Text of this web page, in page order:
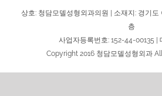
상호: 청담모델성형외과의원 | 소재지: 경기도
층
사업자등록번호: 152-44-00135 |
Copyright 2016 청담모델성형외과